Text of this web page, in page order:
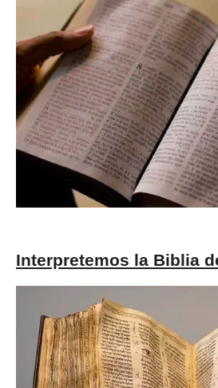
Interpretemos la Biblia